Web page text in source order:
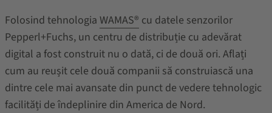
Folosind tehnologia WAMAS® cu datele senzorilor
Pepperl+Fuchs, un centru de distribuție cu adevărat
digital a fost construit nu o dată, ci de două ori. Aflați
cum au reușit cele două companii să construiască una
dintre cele mai avansate din punct de vedere tehnologic
facilități de îndeplinire din America de Nord.